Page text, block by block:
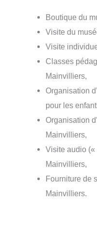
Boutique du
Visite du
Visite
Classes
Mainvilliers,
Organisation
pour les
Organisation
Mainvilliers,
Visite audio
Mainvilliers,
Fourniture de
Mainvilliers.